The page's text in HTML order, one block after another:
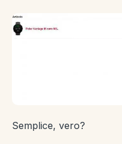
Semplice, vero?